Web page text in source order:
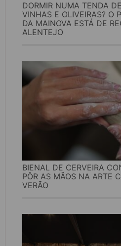
DORMIR NUMA TENDA
VINHAS E OLIVEIRAS? O
DA MAINOVA ESTÁ DE
ALENTEJO
BIENAL DE CERVEIRA
PÔR AS MÃOS NA ARTE
VERÃO